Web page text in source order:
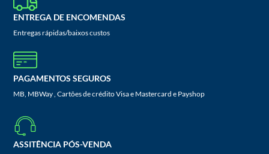
ENTREGA DE ENCOMENDAS
Entregas rápidas/baixos custos
PAGAMENTOS SEGUROS
MB, MBWay , Cartões de crédito Visa e Mastercard e Payshop
ASSITÊNCIA PÓS-VENDA